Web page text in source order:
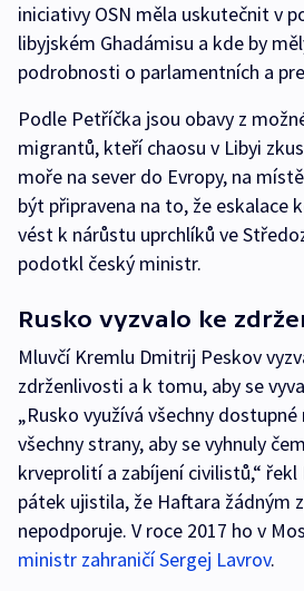
iniciativy OSN měla uskutečnit v
libyjském Ghadámisu a kde by
podrobnosti o parlamentních a
Podle Petříčka jsou obavy z
migrantů, kteří chaosu v Libyi
moře na sever do Evropy, na
být připravena na to, že eskalace
vést k nárůstu uprchlíků ve
podotkl český ministr.
Rusko vyzvalo ke
Mluvčí Kremlu Dmitrij Peskov
zdrženlivosti a k tomu, aby se
„Rusko využívá všechny
všechny strany, aby se vyhnuly
krveprolití a zabíjení civilistů,“ řekl
pátek ujistila, že Haftara žádným
nepodporuje. V roce 2017 ho v
ministr zahraničí Sergej Lavrov.